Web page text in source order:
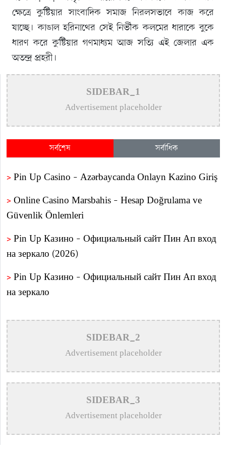
ক্ষেত্রে কুষ্টিয়ার সাংবাদিক সমাজ নিরলসভাবে কাজ করে
যাচ্ছে। কাঙাল হরিনাথের সেই নির্ভীক কলমের ধারাকে বুকে
ধারণ করে কুষ্টিয়ার গণমাধ্যম আজ সত্যি এই জেলার এক
অতন্দ্র প্রহরী।
SIDEBAR_1
Advertisement placeholder
সর্বশেষ সর্বাধিক
> Pin Up Casino – Azərbaycanda Onlayn Kazino Giriş
> Online Casino Marsbahis – Hesap Doğrulama ve
Güvenlik Önlemleri
> Pin Up Казино – Официальный сайт Пин Ап вход
на зеркало (2026)
> Pin Up Казино – Официальный сайт Пин Ап вход
на зеркало
России и странах СНГ
>
Richard Online Casino payment methods: Australian
players’ guide
>
Mobile Privacy
>সীমিত আয়োজনে বিশ্বকবির প্রয়াণ দিবস পালিত
SIDEBAR_2
Advertisement placeholder
SIDEBAR_3
Advertisement placeholder